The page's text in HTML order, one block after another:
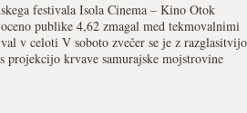
festivala Isola Cinema – Kino Otok
publike 4,62 zmagal med tekmovalnimi
v celoti V soboto zvečer se je z razglasitvijo
projekcijo krvave samurajske mojstrovine